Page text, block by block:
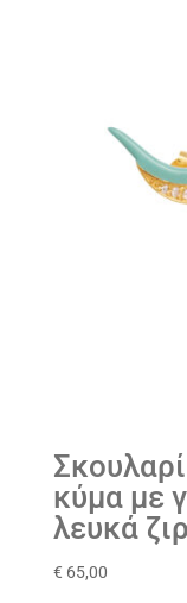
κύμα με
λευκά
€ 65,00